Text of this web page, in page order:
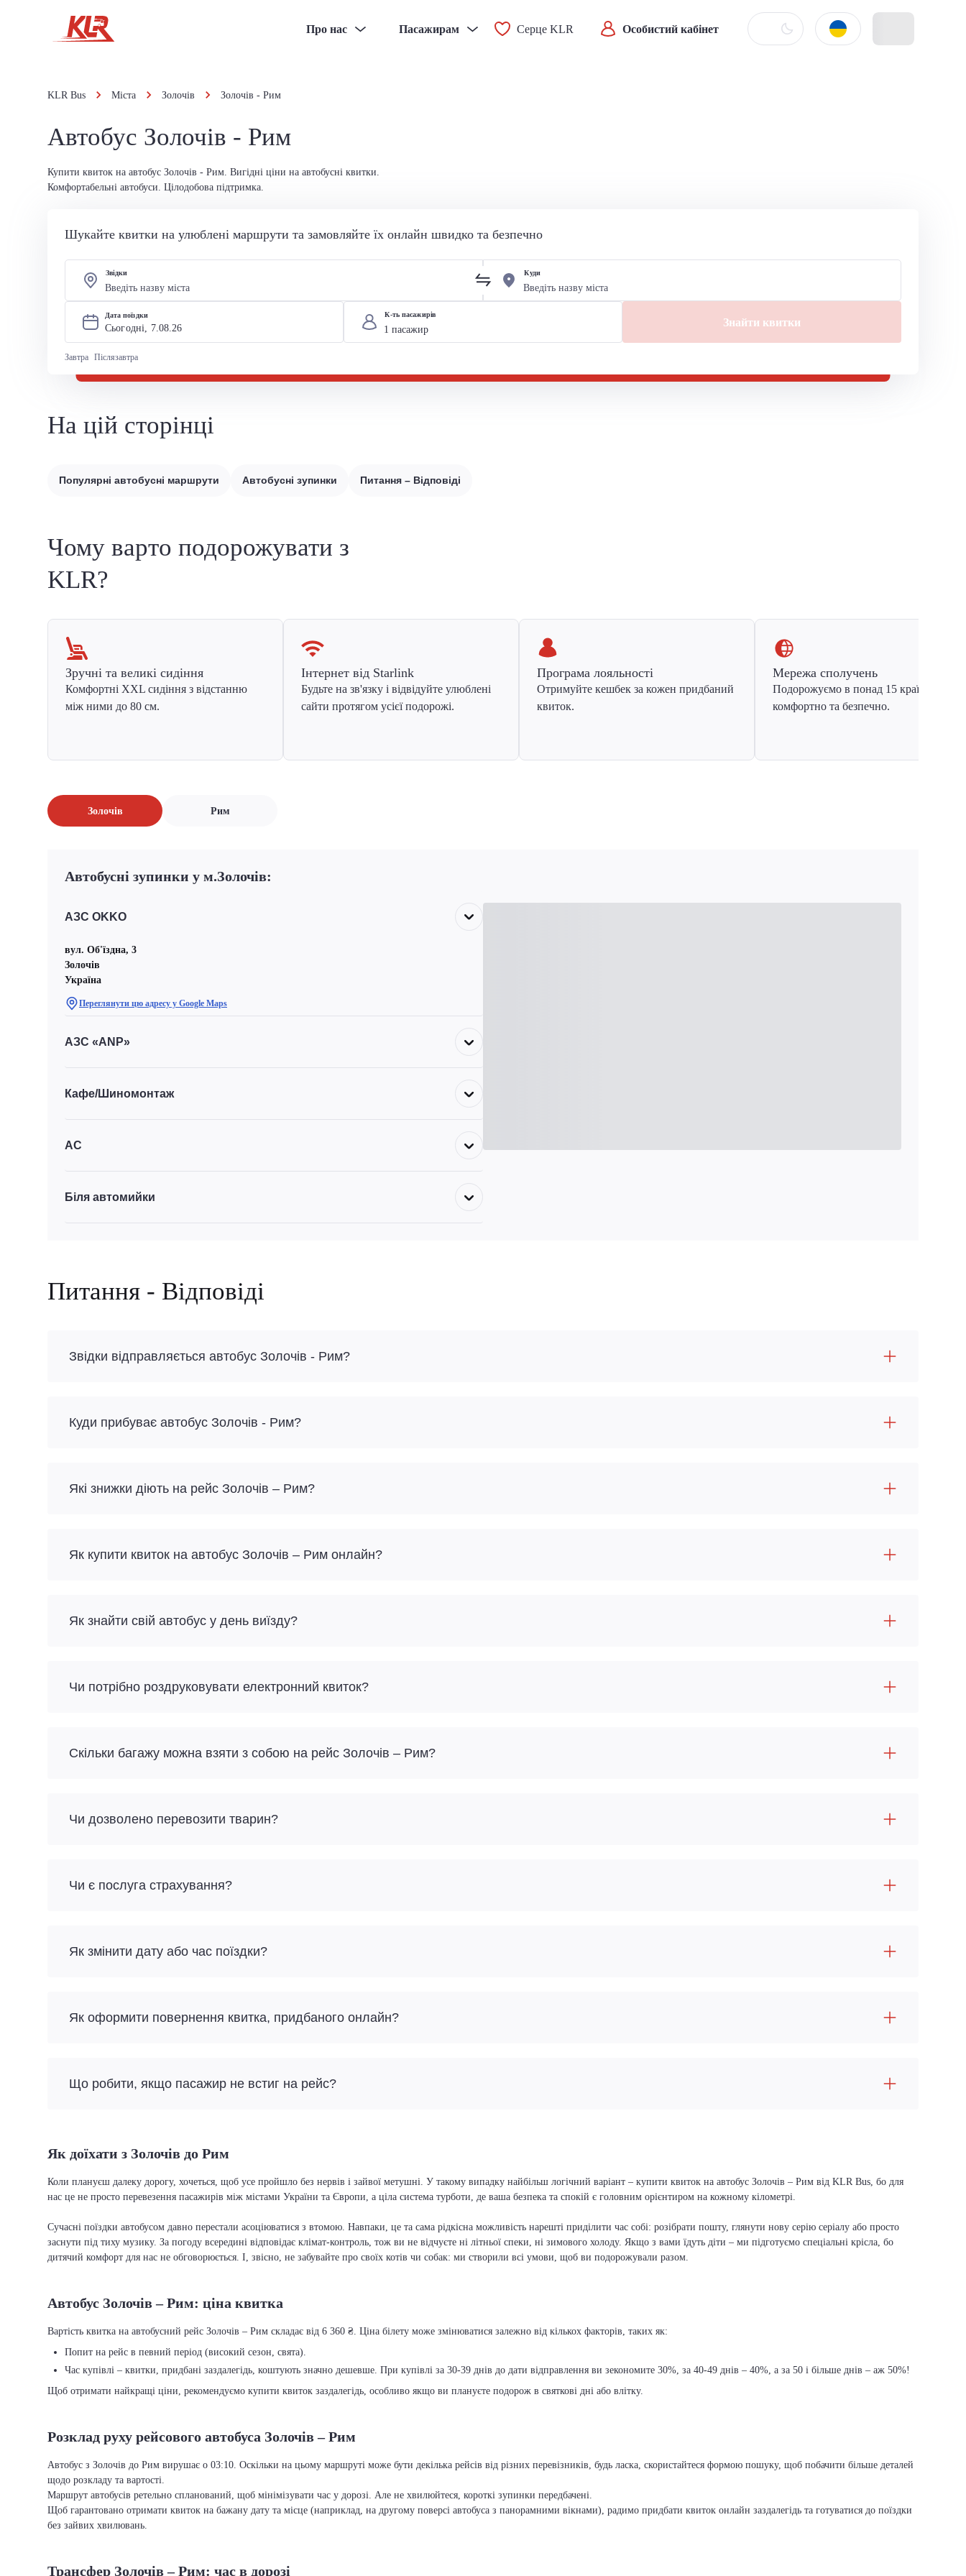
Про нас Пасажирам Серце KLR Особистий кабінет
KLR Bus Міста Золочів Золочів - Рим
Автобус Золочів - Рим
Купити квиток на автобус Золочів - Рим. Вигідні ціни на автобусні квитки.
Комфортабельні автобуси. Цілодобова підтримка.
Шукайте квитки на улюблені маршрути та замовляйте їх онлайн швидко та безпечно
Звідки Куди
Дата поїздки
Сьогодні, 7.08.26
Завтра Післязавтра
К-ть пасажирів
Знайти квитки
На цій сторінці
Популярні автобусні маршрути Автобусні зупинки Питання – Відповіді
Чому варто подорожувати з
KLR?
Зручні та великі сидіння
Комфортні XXL сидіння з відстанню
між ними до 80 см.
Інтернет від Starlink
Будьте на зв'язку і відвідуйте улюблені
сайти протягом усієї подорожі.
Програма лояльності
Отримуйте кешбек за кожен придбаний
квиток.
Мережа сполучень
Подорожуємо в понад 15 країн Європи
комфортно та безпечно.
Золочів Рим
Автобусні зупинки у м.Золочів:
АЗС OKKO
вул. Об'їздна, 3
Золочів
Україна
Переглянути цю адресу у Google Maps
АЗС «ANP»
Кафе/Шиномонтаж
АС
Біля автомийки
Питання - Відповіді
Звідки відправляється автобус Золочів - Рим?
Куди прибуває автобус Золочів - Рим?
Які знижки діють на рейс Золочів – Рим?
Як купити квиток на автобус Золочів – Рим онлайн?
Як знайти свій автобус у день виїзду?
Чи потрібно роздруковувати електронний квиток?
Скільки багажу можна взяти з собою на рейс Золочів – Рим?
Чи дозволено перевозити тварин?
Чи є послуга страхування?
Як змінити дату або час поїздки?
Як оформити повернення квитка, придбаного онлайн?
Що робити, якщо пасажир не встиг на рейс?
Як доїхати з Золочів до Рим
Коли плануєш далеку дорогу, хочеться, щоб усе пройшло без нервів і зайвої метушні. У такому випадку найбільш логічний варіант – купити квиток на автобус Золочів – Рим від KLR Bus, бо для
нас це не просто перевезення пасажирів між містами України та Європи, а ціла система турботи, де ваша безпека та спокій є головним орієнтиром на кожному кілометрі.
Сучасні поїздки автобусом давно перестали асоціюватися з втомою. Навпаки, це та сама рідкісна можливість нарешті приділити час собі: розібрати пошту, глянути нову серію серіалу або просто
заснути під тиху музику. За погоду всередині відповідає клімат-контроль, тож ви не відчуєте ні літньої спеки, ні зимового холоду. Якщо з вами їдуть діти – ми підготуємо спеціальні крісла, бо
дитячий комфорт для нас не обговорюється. І, звісно, не забувайте про своїх котів чи собак: ми створили всі умови, щоб ви подорожували разом.
Автобус Золочів – Рим: ціна квитка
Вартість квитка на автобусний рейс Золочів – Рим складає від 6 360 ₴. Ціна білету може змінюватися залежно від кількох факторів, таких як:
Попит на рейс в певний період (високий сезон, свята).
Час купівлі – квитки, придбані заздалегідь, коштують значно дешевше. При купівлі за 30-39 днів до дати відправлення ви зекономите 30%, за 40-49 днів – 40%, а за 50 і більше днів – аж 50%!
Щоб отримати найкращі ціни, рекомендуємо купити квиток заздалегідь, особливо якщо ви плануєте подорож в святкові дні або влітку.
Розклад руху рейсового автобуса Золочів – Рим
Автобус з Золочів до Рим вирушає о 03:10. Оскільки на цьому маршруті може бути декілька рейсів від різних перевізників, будь ласка, скористайтеся формою пошуку, щоб побачити більше деталей
щодо розкладу та вартості.
Маршрут автобусів ретельно спланований, щоб мінімізувати час у дорозі. Але не хвилюйтеся, короткі зупинки передбачені.
Щоб гарантовано отримати квиток на бажану дату та місце (наприклад, на другому поверсі автобуса з панорамними вікнами), радимо придбати квиток онлайн заздалегідь та готуватися до поїздки
без зайвих хвилювань.
Трансфер Золочів – Рим: час в дорозі